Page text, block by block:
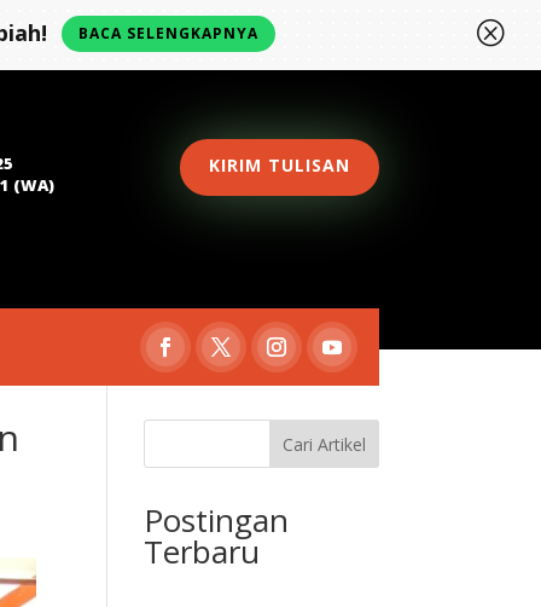
BACA SELENGKAPNYA Q
(WA)
KIRIM TULISAN
Cari Artikel
Postingan
Terbaru